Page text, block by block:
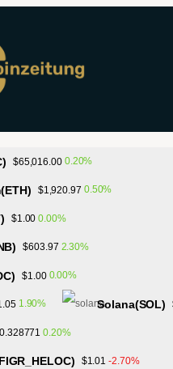
$65,016.00 0.20%
$1,920.97 0.50%
$1.00 0.00%
$603.97 2.30%
$1.00 0.00%
1.90% Solana(SOL)
0.20%
$1.01 -2.70%